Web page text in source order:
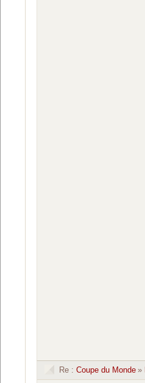
Re : Coupe du Monde »